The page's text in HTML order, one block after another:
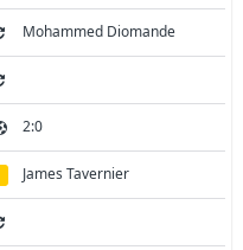
Mohammed Diomande
2:0
James Tavernier